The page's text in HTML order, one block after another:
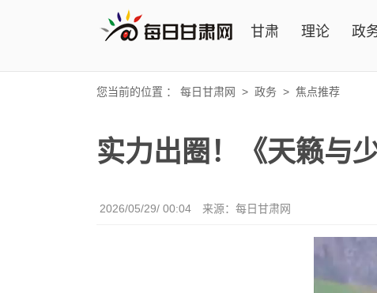
甘肃 理论 政
您当前的位置 ： 每日甘肃网 > 政务 > 焦点推荐
实力出圈！《天籁与
2026/05/29/ 00:04 来源：每日甘肃网